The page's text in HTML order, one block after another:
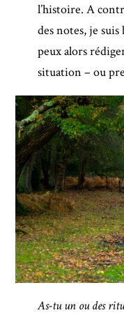
l’histoire. A
des notes, je
peux alors
situation – ou
As-tu un ou des